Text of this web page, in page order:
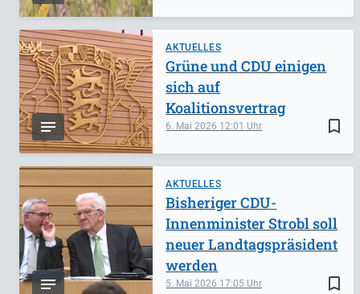
AKTUELLES
bookmark_border
6. Mai 2026 12:01
Grüne und CDU einigen
sich auf
Koalitionsvertrag
AKTUELLES
bookmark_border
5. Mai 2026 17:05
Bisheriger CDU-
Innenminister Strobl soll
neuer Landtagspräsident
werden